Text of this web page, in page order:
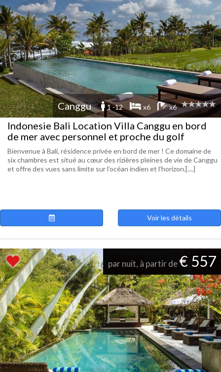
Canggu 1 -12 x6 x6
Indonesie Bali Location Villa Canggu en bord
de mer avec personnel et proche du golf
Bienvenue à Bali, résidence privée en bord de mer ! Ce domaine de
six chambres est situé au cœur des rizières pleines de vie de Canggu
et offre des vues sans limite sur l’océan indien et l’horizon.[....]
Voir les détails
par nuit, à partir de€ 557